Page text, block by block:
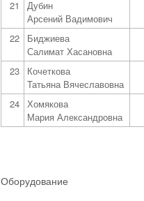
21
Дубин
Арсений Вадимович
22
Биджиева
Салимат Хасановна
23
Кочеткова
Татьяна Вячеславовна
24 Хомякова
Мария Александровна
Оборудование